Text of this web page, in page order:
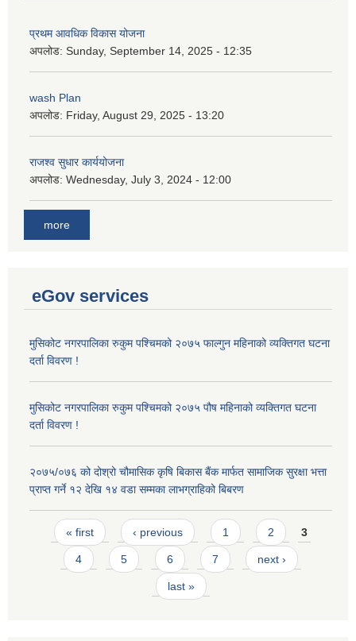
प्रथम आवधिक विकास योजना
अपलोड: Sunday, September 14, 2025 - 12:35
wash Plan
अपलोड: Friday, August 29, 2025 - 13:20
राजश्व सुधार कार्ययोजना
अपलोड: Wednesday, July 3, 2024 - 12:00
more
eGov services
मुसिकोट नगरपालिका रुकुम पश्चिमको २०७५ फाल्गुन महिनाको व्यक्तिगत घटना
दर्ता विवरण !
मुसिकोट नगरपालिका रुकुम पश्चिमको २०७५ पौष महिनाको व्यक्तिगत घटना
दर्ता विवरण !
२०७५/०७६ को दोश्रो चौमासिक कृषि बिकास बैंक मार्फत सामाजिक सुरक्षा भत्ता
प्राप्त गर्ने १२ देखि १४ वडा सम्मका लाभग्राहिको बिबरण
Pages
« first ‹ previous 1 2 3
4 5 6 7 next ›
last »